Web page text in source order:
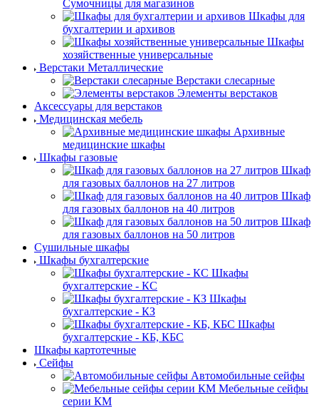
Сумочницы для магазинов
Шкафы для
бухгалтерии и архивов
Шкафы
хозяйственные универсальные
Верстаки Металлические
Верстаки слесарные
Элементы верстаков
Аксессуары для верстаков
Медицинская мебель
Архивные
медицинские шкафы
Шкафы газовые
Шкаф
для газовых баллонов на 27 литров
Шкаф
для газовых баллонов на 40 литров
Шкаф
для газовых баллонов на 50 литров
Сушильные шкафы
Шкафы бухгалтерские
Шкафы
бухгалтерские - КС
Шкафы
бухгалтерские - КЗ
Шкафы
бухгалтерские - КБ, КБС
Шкафы картотечные
Сейфы
Автомобильные сейфы
Мебельные сейфы
серии КМ